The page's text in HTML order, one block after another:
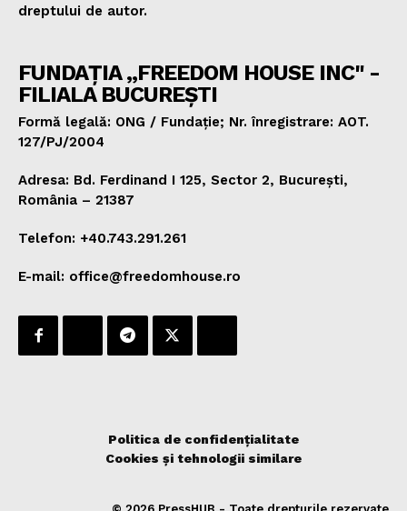
dreptului de autor.
FUNDAȚIA „FREEDOM HOUSE INC" -
FILIALA BUCUREȘTI
Formă legală: ONG / Fundație; Nr. înregistrare: AOT.
127/PJ/2004
Adresa: Bd. Ferdinand I 125, Sector 2, București,
România – 21387
Telefon: +40.743.291.261
E-mail: office@freedomhouse.ro
Politica de confidențialitate
Cookies și tehnologii similare